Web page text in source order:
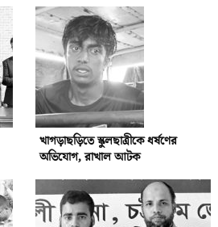
খাগড়াছড়িতে স্কুলছাত্রীকে ধর্ষণের
অভিযোগ, রাখাল আটক